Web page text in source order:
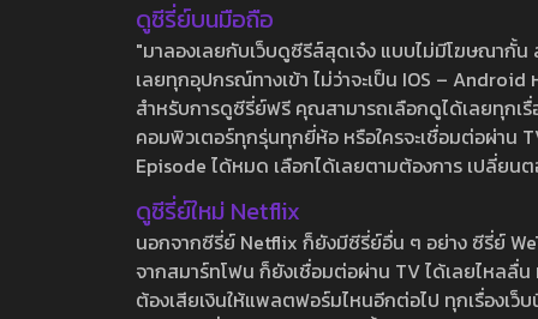
ดูซีรี่ย์บนมือถือ
"มาลองเลยกับเว็บดูซีรีส์สุดเจ๋ง แบบไม่มีโฆษณากั้
เลยทุกอุปกรณ์ทางเข้า ไม่ว่าจะเป็น IOS –
สำหรับการดูซีรี่ย์ฟรี คุณสามารถเลือกดูได้เลยทุกเ
คอมพิวเตอร์ทุกรุ่นทุกยี่ห้อ หรือใครจะเชื่อมต่อผ่าน
Episode ได้หมด เลือกได้เลยตามต้องการ เปลี่ยน
ดูซีรี่ย์ใหม่ Netflix
นอกจากซีรี่ย์ Netflix ก็ยังมีซีรี่ย์อื่น ๆ อย่าง ซีรี่ย์
จากสมาร์ทโฟน ก็ยังเชื่อมต่อผ่าน TV ได้เลยไหลลื่
ต้องเสียเงินให้แพลตฟอร์มไหนอีกต่อไป ทุกเรื่องเว็